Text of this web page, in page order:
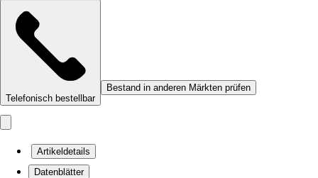
Telefonisch bestellbar
Bestand in anderen Märkten prüfen
Artikeldetails
Datenblätter